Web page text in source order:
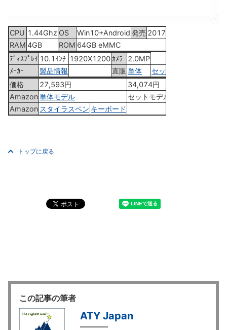
CPU 1.44Ghz OS Win10+Android 発売 2017年10月19日
RAM 4GB ROM 64GB eMMC
ﾃﾞｨｽﾌﾟﾚｲ 10.1ｲﾝﾁ 1920X1200 ｶﾒﾗ
2.0MP
ﾒｰｶｰ
製品情報 直販 単体
セット
価格
27,593円
34,074円
Amazon単体モデル
セットモデル
Amazon スタイラスペン キーボード
トップに戻る
この記事の筆者
ATY Japan